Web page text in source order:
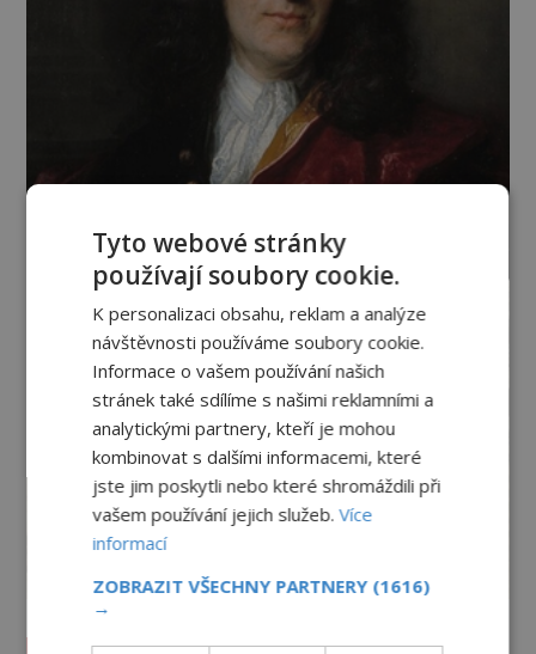
Tyto webové stránky
používají soubory cookie.
K personalizaci obsahu, reklam a analýze
návštěvnosti používáme soubory cookie.
Informace o vašem používání našich
stránek také sdílíme s našimi reklamními a
analytickými partnery, kteří je mohou
kombinovat s dalšími informacemi, které
jste jim poskytli nebo které shromáždili při
vašem používání jejich služeb.Více
informací
ZOBRAZIT VŠECHNY PARTNERY (1616)
→